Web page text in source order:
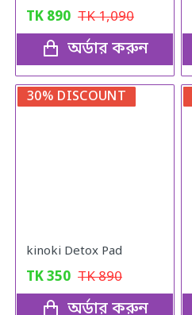
TK 890 TK1,090
অর্ডার করুন
30% DISCOUNT
kinoki Detox Pad
TK350 TK890
অর্ডার করুন